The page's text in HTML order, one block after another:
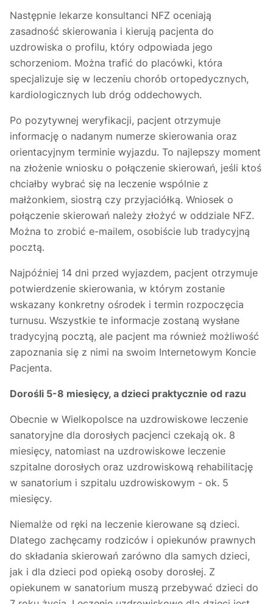
Następnie lekarze konsultanci NFZ oceniają
zasadność skierowania i kierują pacjenta do
uzdrowiska o profilu, który odpowiada jego
schorzeniom. Można trafić do placówki, która
specjalizuje się w leczeniu chorób ortopedycznych,
kardiologicznych lub dróg oddechowych.
Po pozytywnej weryfikacji, pacjent otrzymuje
informację o nadanym numerze skierowania oraz
orientacyjnym terminie wyjazdu. To najlepszy moment
na złożenie wniosku o połączenie skierowań, jeśli ktoś
chciałby wybrać się na leczenie wspólnie z
małżonkiem, siostrą czy przyjaciółką. Wniosek o
połączenie skierowań należy złożyć w oddziale NFZ.
Można to zrobić e-mailem, osobiście lub tradycyjną
pocztą.
Najpóźniej 14 dni przed wyjazdem, pacjent otrzymuje
potwierdzenie skierowania, w którym zostanie
wskazany konkretny ośrodek i termin rozpoczęcia
turnusu. Wszystkie te informacje zostaną wysłane
tradycyjną pocztą, ale pacjent ma również możliwość
zapoznania się z nimi na swoim Internetowym Koncie
Pacjenta.
Dorośli 5-8 miesięcy, a dzieci praktycznie od razu
Obecnie w Wielkopolsce na uzdrowiskowe leczenie
sanatoryjne dla dorosłych pacjenci czekają ok. 8
miesięcy, natomiast na uzdrowiskowe leczenie
szpitalne dorosłych oraz uzdrowiskową rehabilitację
w sanatorium i szpitalu uzdrowiskowym - ok. 5
miesięcy.
Niemalże od ręki na leczenie kierowane są dzieci.
Dlatego zachęcamy rodziców i opiekunów prawnych
do składania skierowań zarówno dla samych dzieci,
jak i dla dzieci pod opieką osoby dorosłej. Z
opiekunem w sanatorium muszą przebywać dzieci do